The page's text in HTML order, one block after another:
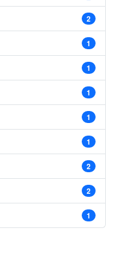
2
1
1
1
1
1
2
2
1